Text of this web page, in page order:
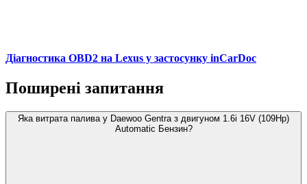
Діагностика OBD2 на Lexus у застосунку inCarDoc
Поширені запитання
Яка витрата палива у Daewoo Gentra з двигуном 1.6i 16V (109Hp)
Automatic Бензин?